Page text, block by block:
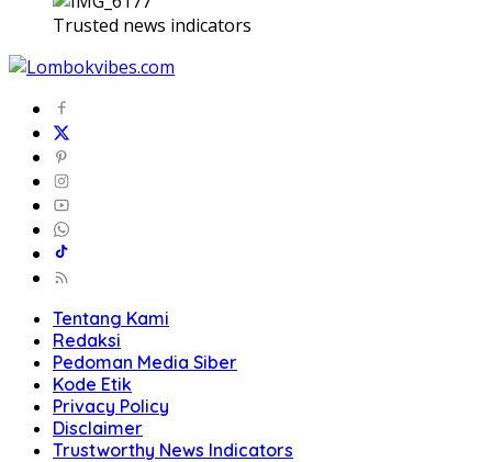
Trusted news indicators
Tentang Kami
Redaksi
Pedoman Media Siber
Kode Etik
Privacy Policy
Disclaimer
Trustworthy News Indicators